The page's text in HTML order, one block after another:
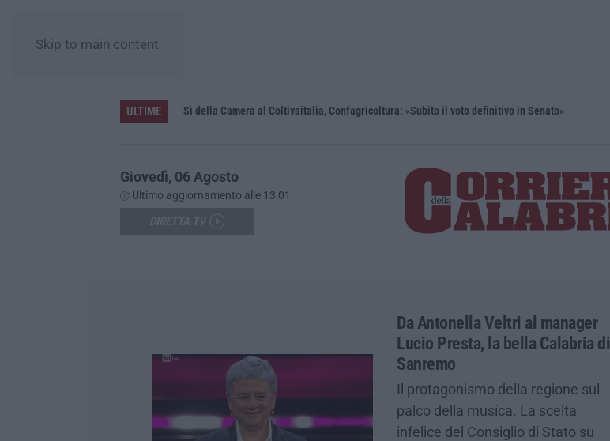
Skip to main content
ULTIME Sì della Camera al Coltivaitalia, Confagricoltura: «Subito il voto definitivo in Senato»
Giovedì, 06 Agosto
Ultimo aggiornamento alle 13:01
Da Antonella Veltri al manager
Lucio Presta, la bella Calabria di
Sanremo
Il protagonismo della regione sul
palco della musica. La scelta
infelice del Consiglio di Stato su